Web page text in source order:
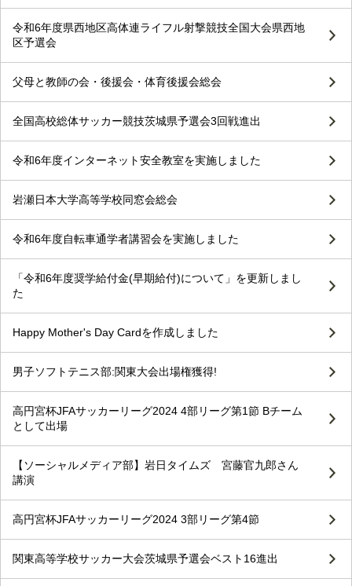
令和6年度県西地区高体連ライフル射撃競技全国大会県西地
区予選会
父母と教師の会・後援会・体育後援会総会
全国高校総体サッカー競技茨城県予選会3回戦進出
令和6年度インターネット安全教室を実施しました
岩瀬日本大学高等学校同窓会総会
令和6年度自転車通学者講習会を実施しました
「令和6年度奨学給付金(早期給付)について」を更新しまし
た
Happy Mother's Day Cardを作成しました
男子ソフトテニス部:関東大会出場権獲得!
高円宮杯JFAサッカーリーグ2024 4部リーグ第1節 Bチーム
として出場
【ソーシャルメディア部】岩日タイムズ 宮藤官九郎さん
講演
高円宮杯JFAサッカーリーグ2024 3部リーグ第4節
関東高等学校サッカー大会茨城県予選会ベスト16進出